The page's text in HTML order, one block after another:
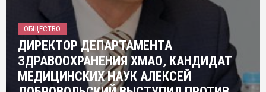
ОБЩЕСТВО
ДИРЕКТОР ДЕПАРТАМЕНТА
ЗДРАВООХРАНЕНИЯ ХМАО, КАНДИДАТ
МЕДИЦИНСКИХ НАУК АЛЕКСЕЙ